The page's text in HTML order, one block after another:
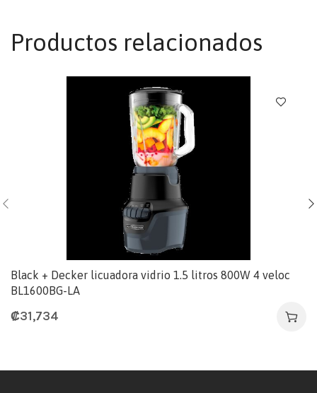
Productos relacionados
Black + Decker licuadora vidrio 1.5 litros 800W 4 veloc
BL1600BG-LA
₡31,734